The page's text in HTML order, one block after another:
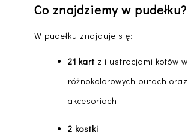
Co znajdziemy w pudełku?
W pudełku znajduje się:
21 kart z ilustracjami kotów w
różnokolorowych butach oraz
akcesoriach
2 kostki